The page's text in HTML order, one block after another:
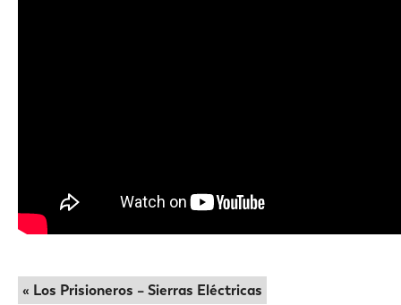
« Los Prisioneros – Sierras Eléctricas